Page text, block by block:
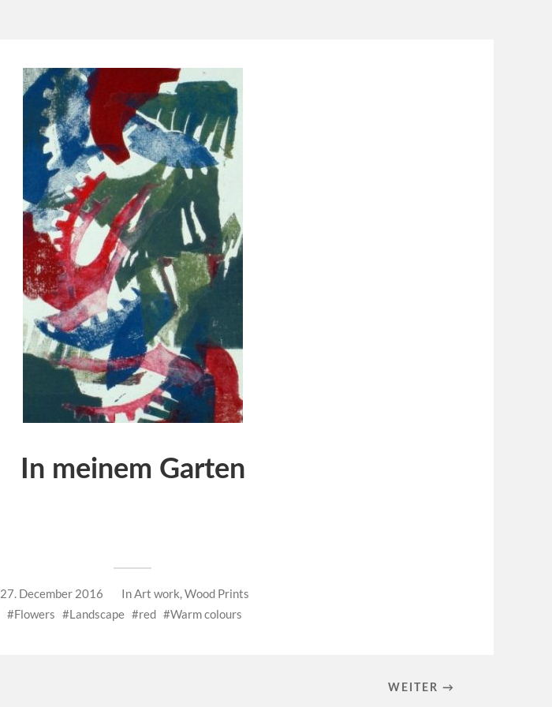
In meinem Garten
27. December 2016 InArt work,Wood Prints
Flowers
Landscape red Warm colours
WEITER →